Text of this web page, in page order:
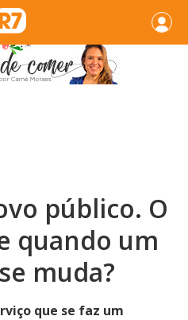
público. O
quando um
muda?
que se faz um